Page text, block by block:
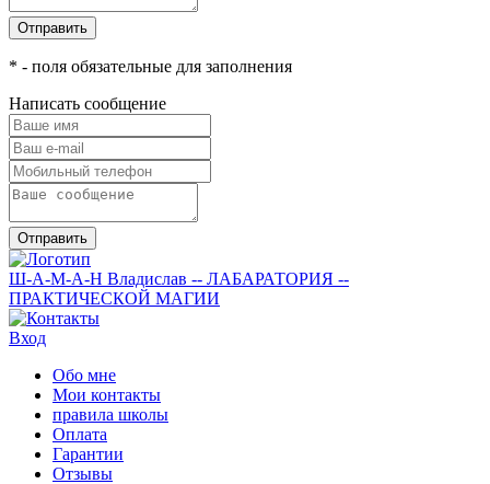
Отправить
* - поля обязательные для заполнения
Написать сообщение
Отправить
Ш-А-М-А-Н Владислав -- ЛАБАРАТОРИЯ --
ПРАКТИЧЕСКОЙ МАГИИ
Вход
Обо мне
Мои контакты
правила школы
Оплата
Гарантии
Отзывы